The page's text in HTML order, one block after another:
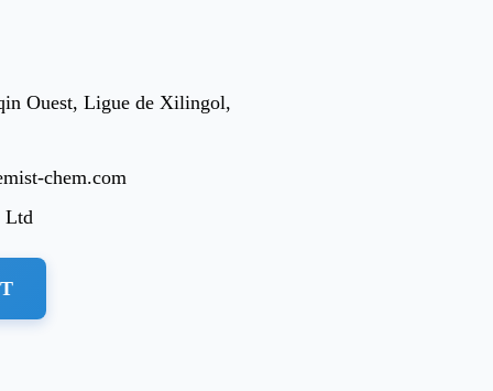
Ouest, Ligue de Xilingol,
chem.com
Ltd